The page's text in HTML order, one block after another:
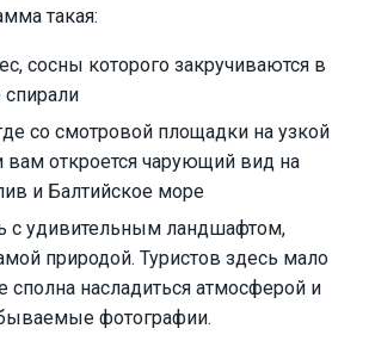
такая:
сосны которого закручиваются в
со смотровой площадки на узкой
вам откроется чарующий вид на
и Балтийское море
с удивительным ландшафтом,
природой. Туристов здесь мало
насладиться атмосферой и
фотографии.